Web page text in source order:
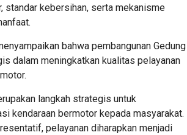
standar kebersihan, serta mekanisme
bahwa pembangunan Gedung
dalam meningkatkan kualitas pelayanan
langkah strategis untuk
kendaraan bermotor kepada masyarakat.
pelayanan diharapkan menjadi